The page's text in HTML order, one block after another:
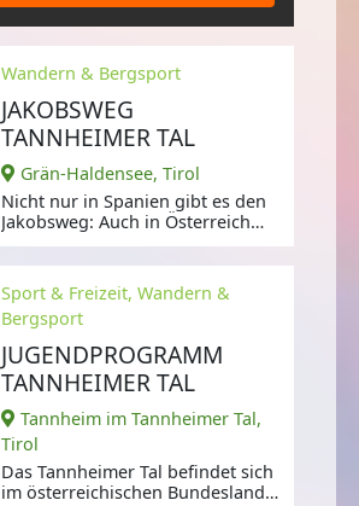
Wandern & Bergsport
JAKOBSWEG
TANNHEIMER TAL
Grän-Haldensee, Tirol
Nicht nur in Spanien gibt es den
Jakobsweg: Auch in Österreich
kann man sich auf Pilgerreise
Sport & Freizeit, Wandern &
Bergsport
JUGENDPROGRAMM
TANNHEIMER TAL
Tannheim im Tannheimer Tal,
Tirol
Das Tannheimer Tal befindet sich
im österreichischen Bundesland